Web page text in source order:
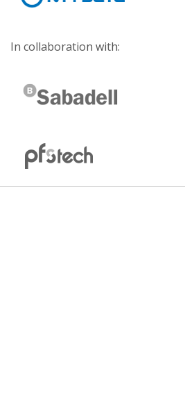
In collaboration with: